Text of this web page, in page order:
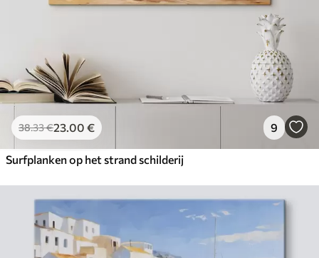
38.33€23.00 € 9
Surfplanken op het strand schilderij